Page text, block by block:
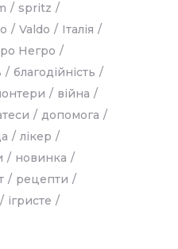
spritz
Valdo
Італія
Негро
благодійність
війна
допомога
лікер
новинка
рецепти
ігристе